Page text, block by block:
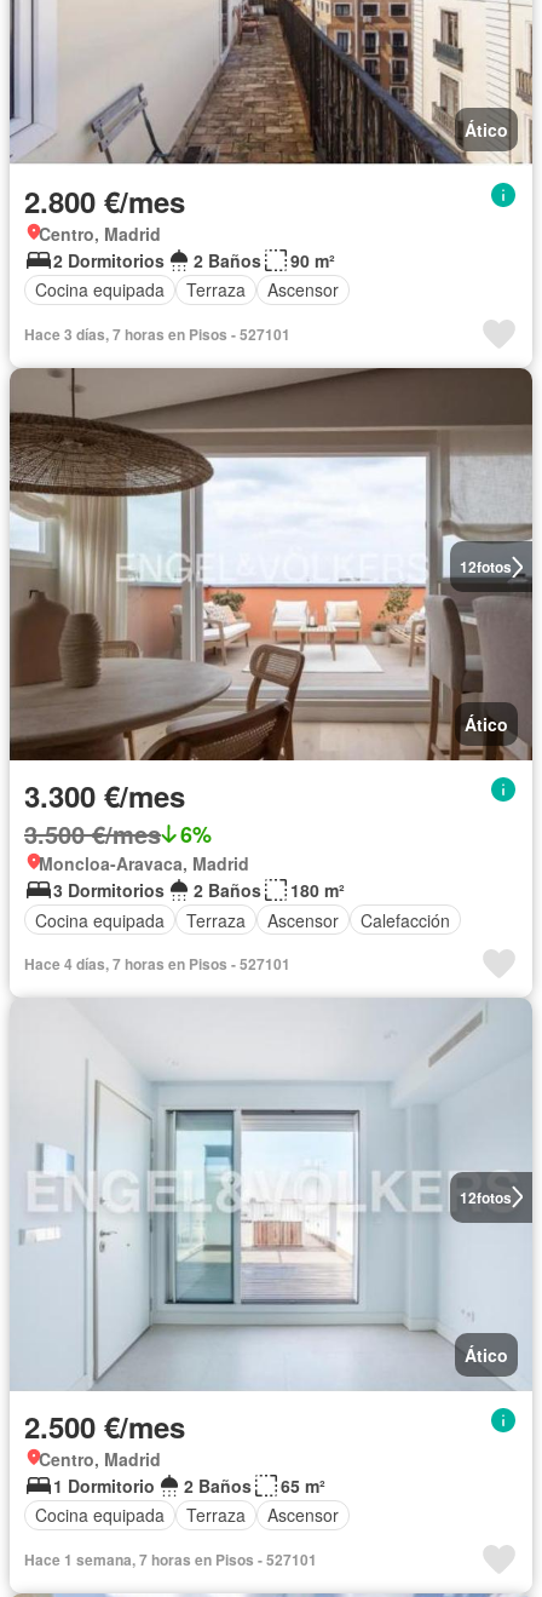
Ático
2.800 €/mes
Centro, Madrid
2 Dormitorios
2 Baños
90 m²
Cocina equipada
Terraza Ascensor
Hace 3 días, 7 horas en Pisos - 527101
12fotos
Ático
3.300 €/mes
3.500 €/mes 6%
Moncloa-Aravaca, Madrid
3 Dormitorios
2 Baños
180 m²
Cocina equipada
Terraza Ascensor Calefacción
Hace 4 días, 7 horas en Pisos - 527101
12fotos
Ático
2.500 €/mes
Centro, Madrid
1 Dormitorio
2 Baños
65 m²
Cocina equipada
Terraza Ascensor
Hace 1 semana, 7 horas en Pisos - 527101